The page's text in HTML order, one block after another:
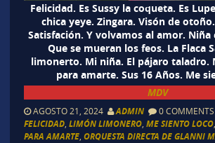
Felicidad. Es Sussy la coqueta. Es
chica yeye. Zingara. Visón de
Satisfación. Y volvamos al amor.
Que se mueran los feos. La Flaca
limonerto. Mi niña. El pájaro taladro.
para amarte. Sus 16 Años. Me
MDV
AGOSTO 21, 2024 ADMIN 0 COMMENTS
FELICIDAD, LIMÓN LIMONERO, ME SIENTO LOCO,
PARA AMARTE, ORQUESTA DIRECTA DE GLANNI